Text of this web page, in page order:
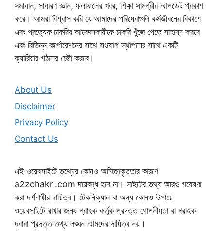
সমাধান, সাধারণ জ্ঞান, ফলাফলের খবর, শিক্ষা সামগ্রীর আপডেট প্রকাশ
করে। আমরা বিশ্বাস করি যে আমাদের পরিষেবাগুলি কর্মজীবনের বিকাশে
এবং প্রত্যেক চাকরির আবেদনকারীকে চাকরি খুঁজে পেতে সাহায্য করবে
এবং বিভিন্ন কর্পোরেশনের সাথে সংযোগ স্থাপনের সাথে একটি
ক্যারিয়ার গঠনের চেষ্টা করবে।
About Us
Disclaimer
Privacy Policy
Contact Us
এই ওয়েবসাইটে তথ্যের কোনও অনিচ্ছাকৃততার কারণে
a2zchakri.com দায়বদ্ধ হবে না। সাইটের তথ্য আরও গবেষণা
করা দর্শনার্থীর দায়িত্ব। টেকনিক্যাল বা অন্য কোনও উপায়ে
ওয়েবসাইটে রাখার জন্য গ্রাহক কর্তৃক প্রদত্ত গোপনীয়তা বা গ্রাহক
দ্বারা প্রদত্ত তথ্য লঙ্ঘন আমদের দায়িত্ব নয়।